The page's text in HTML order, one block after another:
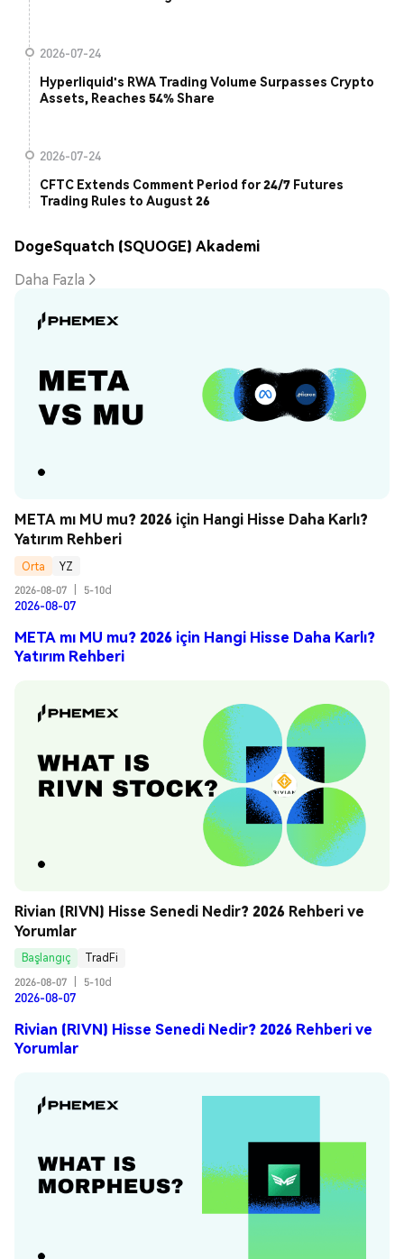
2026-07-24
Hyperliquid's RWA Trading Volume Surpasses Crypto
Assets, Reaches 54% Share
2026-07-24
CFTC Extends Comment Period for 24/7 Futures
Trading Rules to August 26
DogeSquatch (SQUOGE) Akademi
Daha Fazla
META mı MU mu? 2026 için Hangi Hisse Daha Karlı?
Yatırım Rehberi
Orta
YZ
2026-08-07
5-10d
2026-08-07
META mı MU mu? 2026 için Hangi Hisse Daha Karlı?
Yatırım Rehberi
Rivian (RIVN) Hisse Senedi Nedir? 2026 Rehberi ve
Yorumlar
Başlangıç
TradFi
2026-08-07
5-10d
2026-08-07
Rivian (RIVN) Hisse Senedi Nedir? 2026 Rehberi ve
Yorumlar